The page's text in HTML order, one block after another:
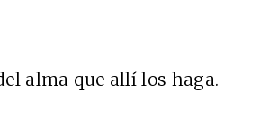
alma que allí los haga.